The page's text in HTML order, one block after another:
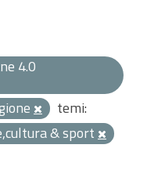
4.0
temi:
& sport